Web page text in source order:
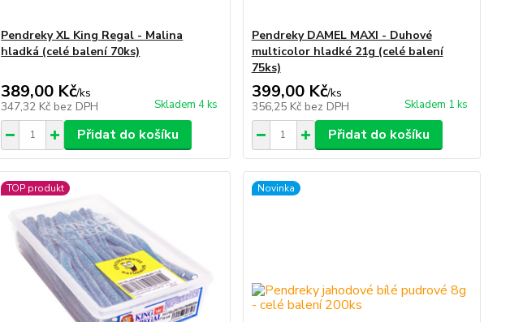
Pendreky XL King Regal - Malina
hladká (celé balení 70ks)
389,00 Kč/ks
347,32 Kč bez DPH Skladem 4 ks
Přidat do košíku
Pendreky DAMEL MAXI - Duhové
multicolor hladké 21g (celé balení
75ks)
399,00 Kč/ks
356,25 Kč bez DPH Skladem 1 ks
Přidat do košíku
TOP produkt Novinka